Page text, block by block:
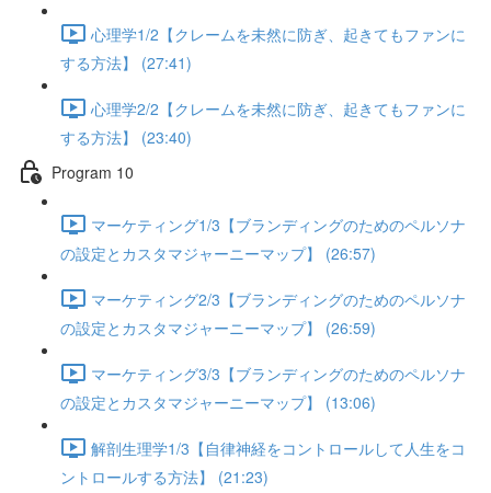
心理学1/2【クレームを未然に防ぎ、起きてもファンに
する方法】 (27:41)
心理学2/2【クレームを未然に防ぎ、起きてもファンに
する方法】 (23:40)
Program 10
マーケティング1/3【ブランディングのためのペルソナ
の設定とカスタマジャーニーマップ】 (26:57)
マーケティング2/3【ブランディングのためのペルソナ
の設定とカスタマジャーニーマップ】 (26:59)
マーケティング3/3【ブランディングのためのペルソナ
の設定とカスタマジャーニーマップ】 (13:06)
解剖生理学1/3【自律神経をコントロールして人生をコ
ントロールする方法】 (21:23)